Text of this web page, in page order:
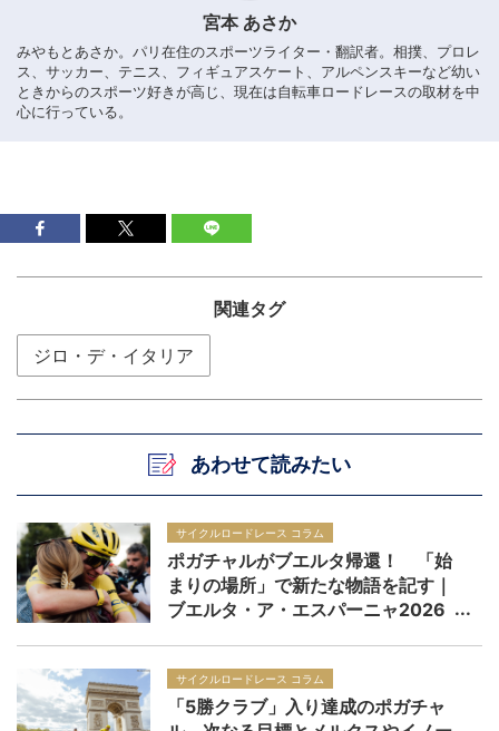
宮本 あさか
みやもとあさか。パリ在住のスポーツライター・翻訳者。相撲、プロレ
ス、サッカー、テニス、フィギュアスケート、アルペンスキーなど幼い
ときからのスポーツ好きが高じ、現在は自転車ロードレースの取材を中
心に行っている。
関連タグ
ジロ・デ・イタリア
あわせて読みたい
サイクルロードレース コラム
ポガチャルがブエルタ帰還！ 「始
まりの場所」で新たな物語を記す｜
ブエルタ・ア・エスパーニャ2026
サイクルロードレース コラム
「5勝クラブ」入り達成のポガチャ